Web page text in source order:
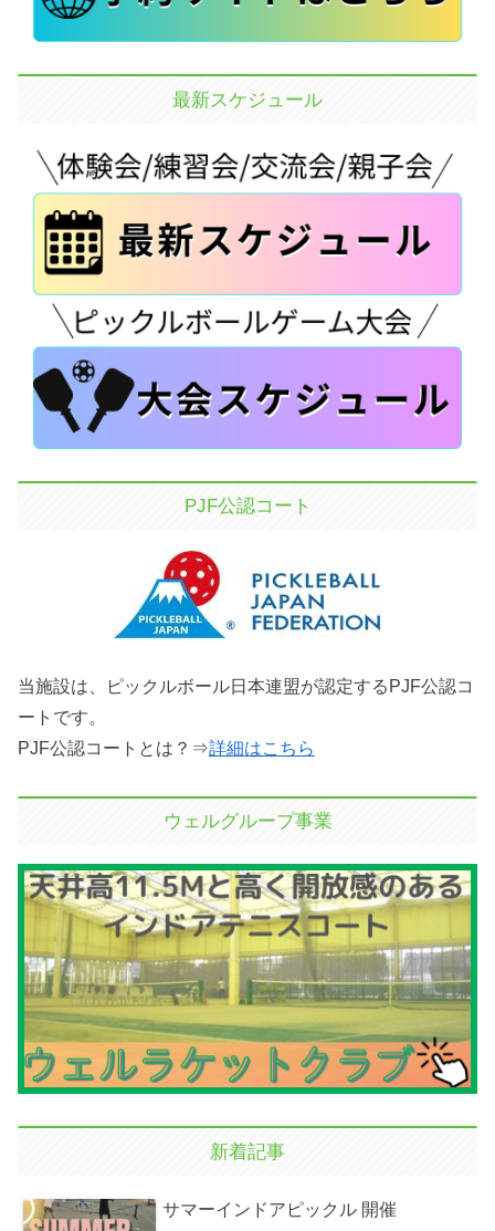
最新スケジュール
PJF公認コート
当施設は、ピックルボール日本連盟が認定するPJF公認コ
ートです。
PJF公認コートとは？⇒詳細はこちら
ウェルグループ事業
新着記事
サマーインドアピックル 開催